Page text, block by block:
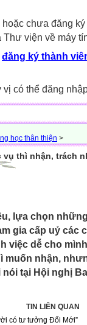
chưa đăng
viện về máy
đăng ký thành
vị có thể đăng
học thân thiện >
thì nhận, trách
lựa chọn
gia cấp uỷ các
việc dễ cho
nhận,
nói tại Hội nghị
TIN LIÊN QUAN
có tư tưởng Đổi Mới”